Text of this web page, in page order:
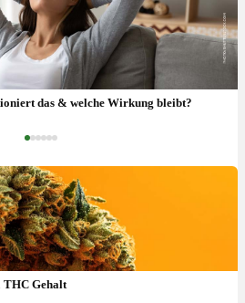
das & welche Wirkung bleibt?
Ernte & Anbau Indoor
THC Gehalt